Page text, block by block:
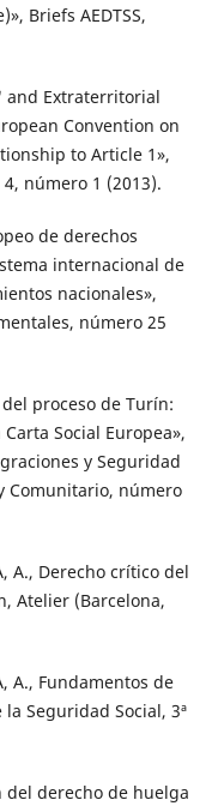
Briefs AEDTSS,
and Extraterritorial
Convention on
to Article 1»,
número 1 (2013).
de derechos
internacional de
nacionales»,
número 25
del proceso de Turín:
Social Europea»,
y Seguridad
Comunitario, número
A., Derecho crítico del
Atelier (Barcelona,
A., Fundamentos de
Seguridad Social, 3ª
del derecho de huelga